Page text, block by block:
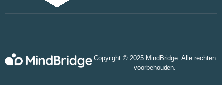
Copyright © 2025 MindBridge. Alle rechten
voorbehouden.